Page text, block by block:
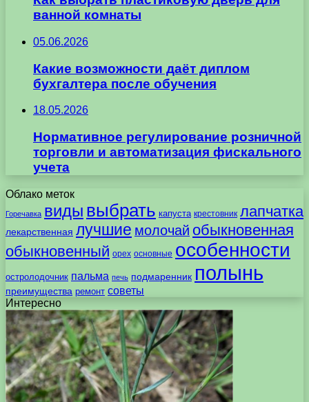
ванной комнаты
05.06.2026
Какие возможности даёт диплом
бухгалтера после обучения
18.05.2026
Нормативное регулирование розничной
торговли и автоматизация фискального
учета
Облако меток
Горечавка виды выбрать капуста крестовник лапчатка
лекарственная лучшие молочай обыкновенная
обыкновенный орех основные особенности
остролодочник пальма печь подмаренник полынь
преимущества ремонт советы
Интересно